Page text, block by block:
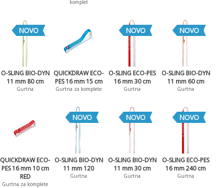
komplet
NOVO
O-SLING BIO-DYN
11 mm 80 cm
Gurtna
QUICKDRAW ECO-
PES 16 mm 15 cm
Gurtna za komplete
NOVO
O-SLING ECO-PES
16 mm 30 cm
Gurtna
NOVO
O-SLING BIO-DYN
11 mm 60 cm
Gurtna
QUICKDRAW ECO-
PES 16 mm 10 cm
RED
Gurtna za komplete
NOVO
O-SLING BIO-DYN
11 mm 120
Gurtna
NOVO
O-SLING BIO-DYN
11 mm 30 cm
Gurtna
NOVO
O-SLING ECO-PES
16 mm 240 cm
Gurtna